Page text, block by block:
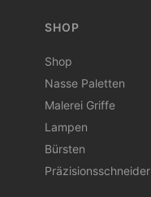
SHOP
Shop
Nasse Paletten
Malerei Griffe
Lampen
Bürsten
Präzisionsschneider